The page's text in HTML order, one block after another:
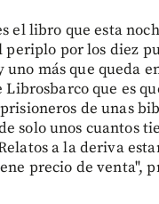
el libro que esta
por los diez
uno más que queda
que es
de unas
solo unos cuantos
a la deriva
precio de venta",